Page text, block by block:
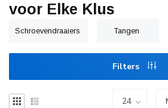
voor Elke Klus
Schroevendraaiers Tangen
Filters